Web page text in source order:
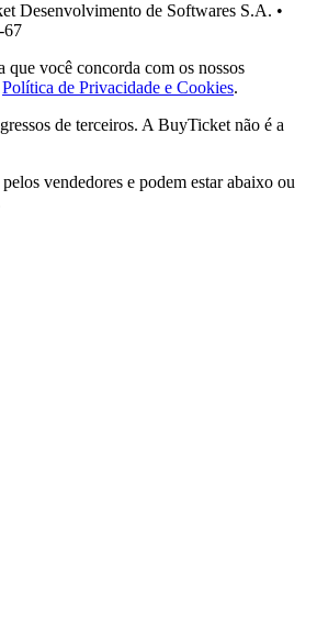
Desenvolvimento de Softwares S.A. •
67
que você concorda com os nossos
Política de Privacidade e Cookies.
de terceiros. A BuyTicket não é a
vendedores e podem estar abaixo ou